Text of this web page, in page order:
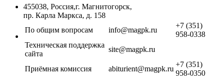
455038, Россия,г. Магнитогорск,
пр. Карла Маркса, д. 158
По общим вопросам
info@magpk.ru
+7 (351)
958-0338
Техническая поддержка
сайта
site@magpk.ru
Приёмная комиссия abiturient@magpk.ru
+7 (351)
958-0350